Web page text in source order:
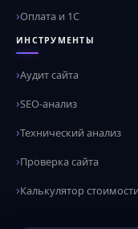
Оплата и 1С
ИНСТРУМЕНТЫ
Аудит сайта
SEO-анализ
Технический анализ
Проверка сайта
Калькулятор стоимости